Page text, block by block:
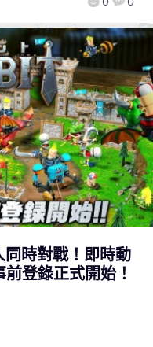
同時對戰！即時動
登錄正式開始！